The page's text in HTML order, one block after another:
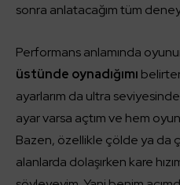
sonra anlatacağım tüm
Performans anlamında
üstünde oynadığımı
ayarlarım da ultra
ayar varsa açtım ve hem
Bazen, özellikle çölde ya da
alanlarda dolaşırken kare